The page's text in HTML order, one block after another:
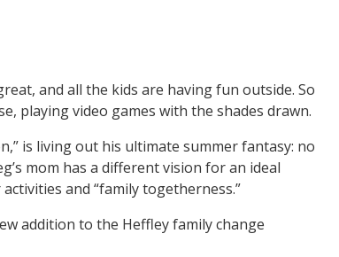
and all the kids are having fun outside. So
playing video games with the shades drawn.
is living out his ultimate summer fantasy: no
mom has a different vision for an ideal
and “family togetherness.”
addition to the Heffley family change